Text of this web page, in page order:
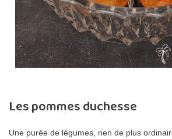
Les pommes duchesse
Une purée de légumes, rien de plus